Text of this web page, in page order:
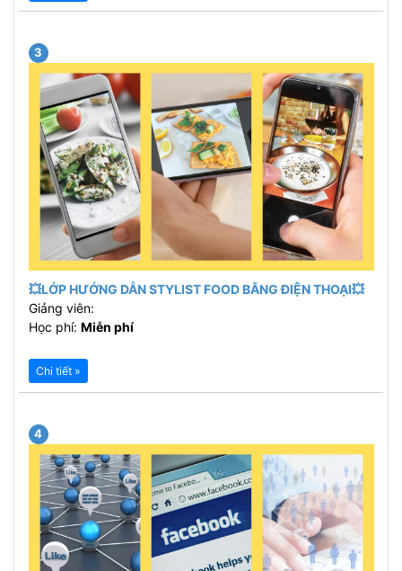
3
💥LỚP HƯỚNG DẪN STYLIST FOOD BẰNG ĐIỆN THOẠI💥
Giảng viên:
Học phí: Miễn phí
Chi tiết »
4